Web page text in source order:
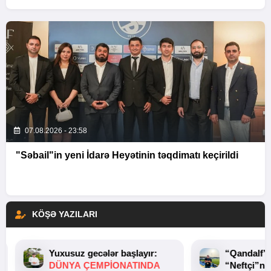
07.08.2026 - 23:58
"Səbail"in yeni İdarə Heyətinin təqdimatı keçirildi
KÖŞƏ YAZILARI
Yuxusuz gecələr başlayır:
DÜNYA ÇEMPIONATINDA